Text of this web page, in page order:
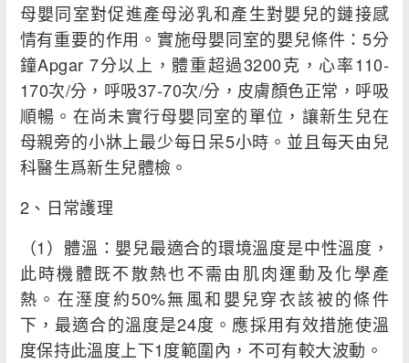
母嬰同室對促進產母泌乳和產生對嬰兒的鏈接感
情有重要的作用。實施母嬰同室的嬰兒條件：5分
鐘Apgar 7分以上，體重超過3200克，心率110-
170次/分，呼吸37-70次/分，皮膚顏色正常，呼吸
順暢。在尚未實行母嬰同室的單位，讓新生兒在
母親旁的小牀上最少每日呆5小時。並且每天由兒
科醫生爲新生兒體檢。
2、日常護理
（1）體溫：嬰兒最適合的環境溫度是中性溫度，
此時機體既不散熱也不需由肌肉運動及化學產
熱。在溼度約50%無風和嬰兒穿衣該被的條件
下，最適合的溫度是24度。應採用有效措施使溫
度保持此溫度上下1度範圍內，不可有較大波動。